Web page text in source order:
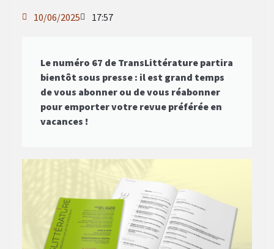
10/06/2025 17:57
Le numéro 67 de TransLittérature partira
bientôt sous presse : il est grand temps
de vous abonner ou de vous réabonner
pour emporter votre revue préférée en
vacances !